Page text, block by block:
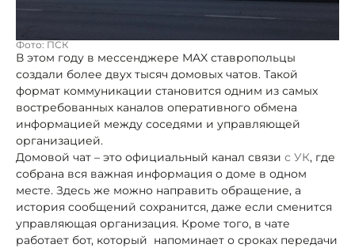
Фото: ПСК
В этом году в мессенджере MAX ставропольцы
создали более двух тысяч домовых чатов. Такой
формат коммуникации становится одним из самых
востребованных каналов оперативного обмена
информацией между соседями и управляющей
организацией.
Домовой чат – это официальный канал связи с УК, где
собрана вся важная информация о доме в одном
месте. Здесь же можно направить обращение, а
история сообщений сохранится, даже если сменится
управляющая организация. Кроме того, в чате
работает бот, который напоминает о сроках передачи